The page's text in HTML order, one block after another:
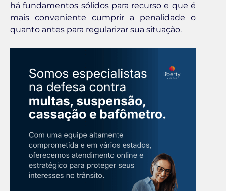
há fundamentos sólidos para recurso e que é
mais conveniente cumprir a penalidade o
quanto antes para regularizar sua situação.